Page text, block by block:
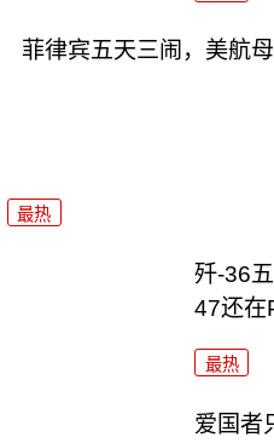
菲律宾五天三闹，美航
最热
歼-36
47还在
最热
爱国者